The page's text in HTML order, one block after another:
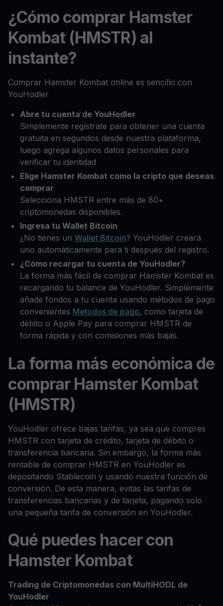
¿Cómo comprar Hamster
Kombat (HMSTR) al
instante?
Comprar Hamster Kombat online es sencillo con
YouHodler
Abre tu cuenta de YouHodler
Simplemente regístrate para obtener una cuenta
gratuita en segundos desde nuestra plataforma,
luego agrega algunos datos personales para
verificar tu identidad
Elige Hamster Kombat como la cripto que deseas
comprar
Selecciona HMSTR entre más de 80+
criptomonedas disponibles.
Ingresa tu Wallet Bitcoin
¿No tienes un Wallet Bitcoin? YouHodler creará
uno automáticamente para ti después del registro.
¿Cómo recargar tu cuenta de YouHodler?
La forma más fácil de comprar Hamster Kombat es
recargando tu balance de YouHodler. Simplemente
añade fondos a tu cuenta usando métodos de pago
convenientes Metodos de pago, como tarjeta de
débito o Apple Pay para comprar HMSTR de
forma rápida y con comisiones más bajas.
La forma más económica de
comprar Hamster Kombat
(HMSTR)
YouHodler ofrece bajas tarifas, ya sea que compres
HMSTR con tarjeta de crédito, tarjeta de débito o
transferencia bancaria. Sin embargo, la forma más
rentable de comprar HMSTR en YouHodler es
depositando Stablecoin y usando nuestra función de
conversión. De esta manera, evitas las tarifas de
transferencias bancarias y de tarjeta, pagando solo
una pequeña tarifa de conversión en YouHodler.
Qué puedes hacer con
Hamster Kombat
Trading de Criptomonedas con MultiHODL de
YouHodler